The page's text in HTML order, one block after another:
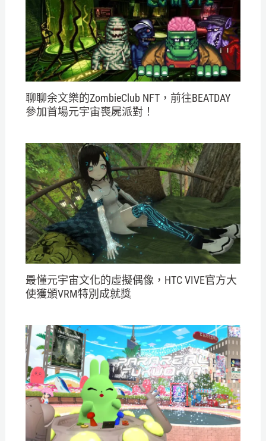
聊聊余文樂的ZombieClub NFT，前往BEATDAY
參加首場元宇宙喪屍派對！
最懂元宇宙文化的虛擬偶像，HTC VIVE官方大
使獲頒VRM特別成就獎